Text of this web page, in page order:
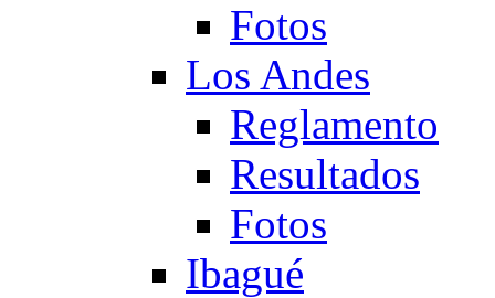
Fotos
Los Andes
Reglamento
Resultados
Fotos
Ibagué